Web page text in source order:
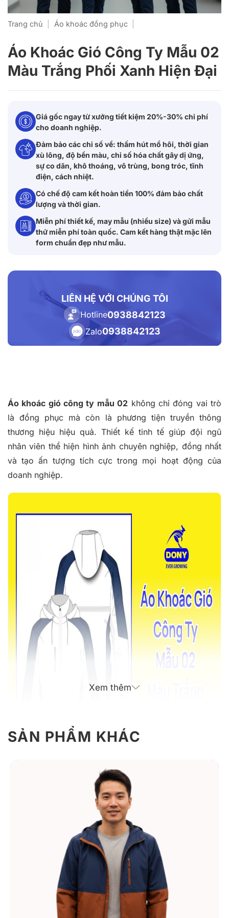
Trang chủ Áo khoác đồng phục
Áo Khoác Gió Công Ty Mẫu 02
Màu Trắng Phối Xanh Hiện Đại
Giá gốc ngay từ xưởng tiết kiệm 20%-30% chi phí
cho doanh nghiệp.
Đảm bảo các chỉ số về: thấm hút mồ hôi, thời gian
xù lông, độ bền màu, chỉ số hóa chất gây dị ứng,
sự co dãn, khô thoáng, vô trùng, bong tróc, tĩnh
điện, cách nhiệt.
Có chế độ cam kết hoàn tiền 100% đảm bảo chất
lượng và thời gian.
Miễn phí thiết kế, may mẫu (nhiều size) và gửi mẫu
thử miễn phí toàn quốc. Cam kết hàng thật mặc lên
form chuẩn đẹp như mẫu.
LIÊN HỆ VỚI CHÚNG TÔI
Hotline0938842123
Zalo0938842123
Áo khoác gió công ty mẫu 02 không chỉ đóng vai trò
là đồng phục mà còn là phương tiện truyền thông
thương hiệu hiệu quả. Thiết kế tinh tế giúp đội ngũ
nhân viên thể hiện hình ảnh chuyên nghiệp, đồng nhất
và tạo ấn tượng tích cực trong mọi hoạt động của
doanh nghiệp.
Áo khoác gió công ty mẫu 02 phối màu trắng xanh
Giới thiệu thông tin áo khoác gió công
ty mẫu 02 trắng phối xanh
Áo khoác gió công ty mẫu 02 kết hợp hài hòa giữa thời
trang, tiện ích và nhận diện thương hiệu. Thiết kế
chuyên dụng giúp bảo vệ người mặc khỏi gió, bụi và
Xem thêm
SẢN PHẨM KHÁC